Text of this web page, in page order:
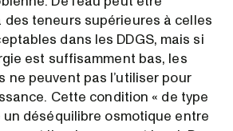
des teneurs supérieures à celles
dans les DDGS, mais si
est suffisamment bas, les
ne peuvent pas l’utiliser pour
Cette condition « de type
un déséquilibre osmotique entre